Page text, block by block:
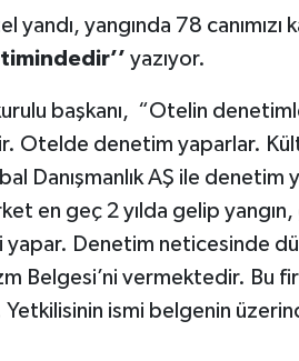
yandı, yangında 78 canımızı
yazıyor.
başkanı, “Otelin
Otelde denetim yaparlar.
Danışmanlık AŞ ile denetim
en geç 2 yılda gelip
yapar. Denetim neticesinde
Belgesi’ni vermektedir. Bu
ismi belgenin